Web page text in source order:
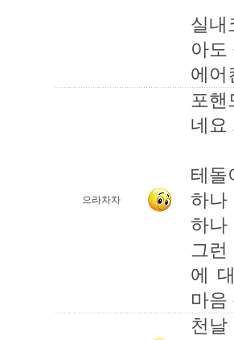
실내
아도
에어
으라차차
포핸
네요
테돌
하나
하나
그
에
마음
천